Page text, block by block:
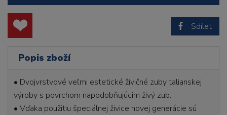
Sdílet
Popis zboží
• Dvojvrstvové veľmi estetické živičné zuby talianskej
výroby s povrchom napodobňujúcim živý zub.
• Vďaka použitiu špeciálnej živice novej generácie sú